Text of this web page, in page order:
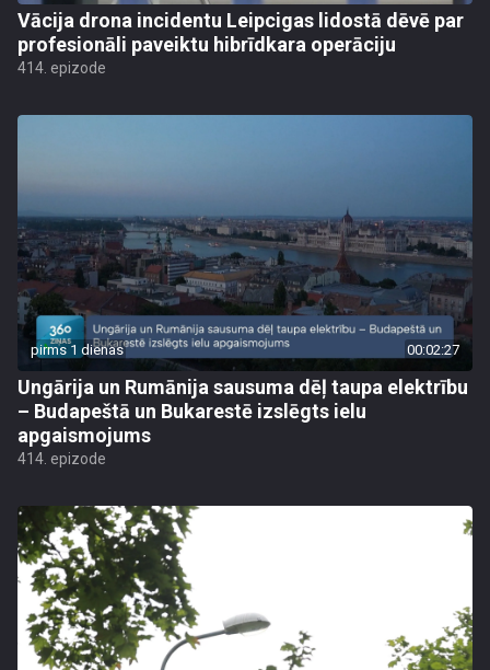
Vācija drona incidentu Leipcigas lidostā dēvē par
profesionāli paveiktu hibrīdkara operāciju
414. epizode
pirms 1 dienas 00:02:27
Ungārija un Rumānija sausuma dēļ taupa elektrību
– Budapeštā un Bukarestē izslēgts ielu
apgaismojums
414. epizode